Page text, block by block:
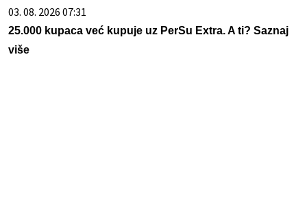
03. 08. 2026 07:31
25.000 kupaca već kupuje uz PerSu Extra. A ti? Saznaj
više